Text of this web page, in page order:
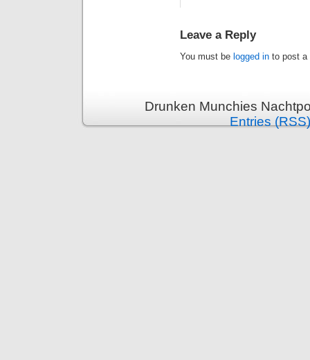
Leave a Reply
You must be logged in to post a
Drunken Munchies
Entries (RSS)